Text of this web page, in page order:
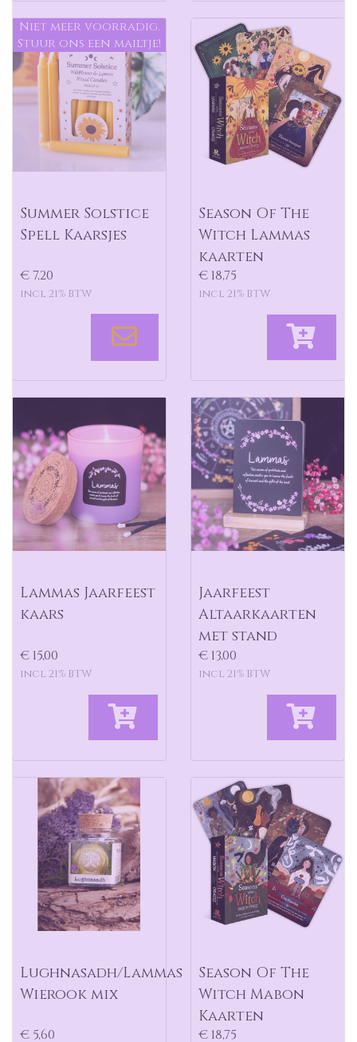
Summer Solstice
Spell Kaarsjes
€ 7,20
incl 21% BTW
Niet meer voorradig.
Stuur ons een mailtje!
Season Of The
Witch Lammas
kaarten
€ 18,75
incl 21% BTW
Lammas Jaarfeest
kaars
€ 15,00
incl 21% BTW
Jaarfeest
Altaarkaarten
met stand
€ 13,00
incl 21% BTW
Lughnasadh/Lammas
Wierook mix
€ 5,60
Season Of The
Witch Mabon
Kaarten
€ 18,75